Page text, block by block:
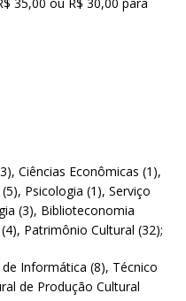
Ciências Econômicas (1),
Psicologia (1), Serviço
(3), Biblioteconomia
Patrimônio Cultural (32);
Informática (8), Técnico
de Produção Cultural